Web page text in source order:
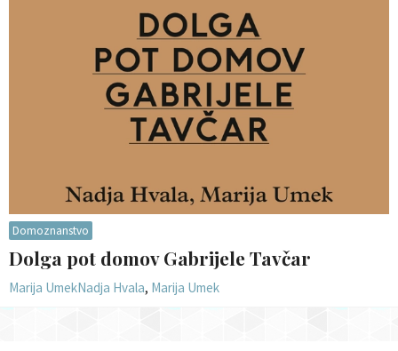
Domoznanstvo
Dolga pot domov Gabrijele Tavčar
Marija UmekNadja Hvala, Marija Umek